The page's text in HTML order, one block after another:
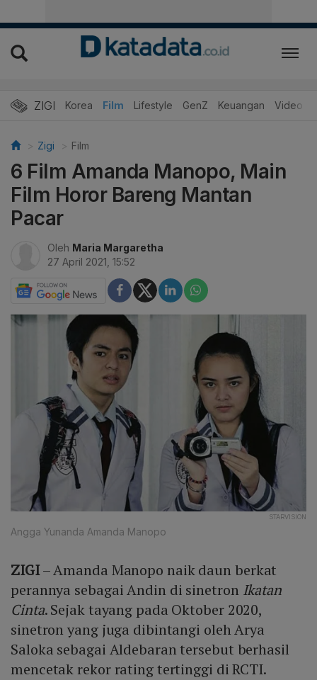
ZIGI
Hits Korea Film Lifestyle GenZ Keuangan Video
Zigi Film
6 Film Amanda Manopo, Main
Film Horor Bareng Mantan
Pacar
Oleh Maria Margaretha
27 April 2021, 15:52
STARVISION
Angga Yunanda Amanda Manopo
ZIGI– Amanda Manopo naik daun berkat
perannya sebagai Andin di sinetron Ikatan
Cinta. Sejak tayang pada Oktober 2020,
sinetron yang juga dibintangi oleh Arya
Saloka sebagai Aldebaran tersebut berhasil
mencetak rekor rating tertinggi di RCTI.